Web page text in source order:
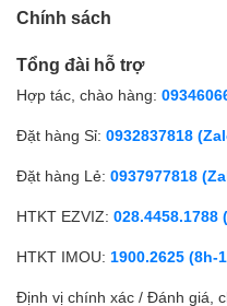
Chính sách
Tổng đài hỗ trợ
Hợp tác, chào hàng:
Đặt hàng Sỉ: 0932837818
Đặt hàng Lẻ: 0937977818
HTKT EZVIZ: 028.4458.1788
HTKT IMOU: 1900.2625 (8h-
Định vị chính xác / Đánh giá,